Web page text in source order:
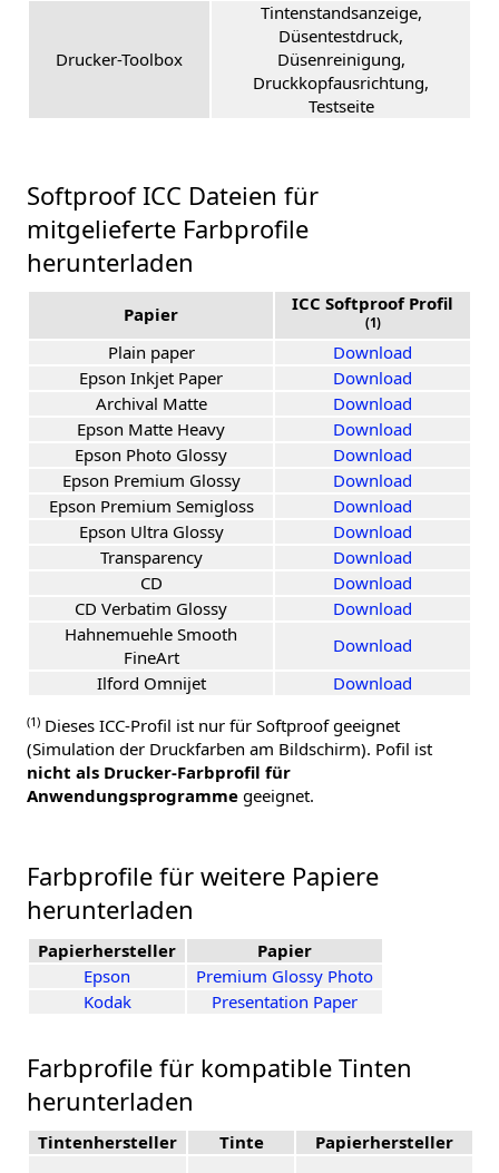
Drucker-Toolbox
Tintenstandsanzeige,
Düsentestdruck,
Düsenreinigung,
Druckkopfausrichtung,
Testseite
Softproof ICC Dateien für
mitgelieferte Farbprofile
herunterladen
Papier ICC Softproof Profil
(1)
Plain paper
Download
Epson Inkjet Paper
Download
Archival Matte
Download
Epson Matte Heavy
Download
Epson Photo Glossy
Download
Epson Premium Glossy
Download
Epson Premium Semigloss
Download
Epson Ultra Glossy
Download
Transparency
Download
CD
Download
CD Verbatim Glossy
Download
Hahnemuehle Smooth
FineArt
Download
Ilford Omnijet
Download
(1) Dieses ICC-Profil ist nur für Softproof geeignet
(Simulation der Druckfarben am Bildschirm). Pofil ist
nicht als Drucker-Farbprofil für
Anwendungsprogramme geeignet.
Farbprofile für weitere Papiere
herunterladen
Papierhersteller
Papier
Epson
Premium Glossy Photo
Kodak
Presentation Paper
Farbprofile für kompatible Tinten
herunterladen
Tintenhersteller Tinte Papierhersteller